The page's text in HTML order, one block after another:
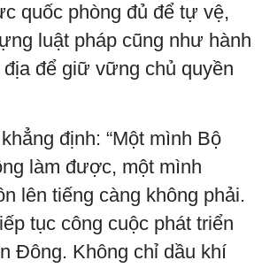
quốc phòng đủ để tự vệ,
luật pháp cũng như hành
để giữ vững chủ quyền
định: “Một mình Bộ
làm được, một mình
lên tiếng càng không phải.
tục công cuộc phát triển
Đông. Không chỉ dầu khí